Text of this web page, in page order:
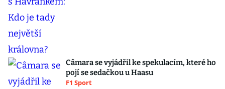
Câmara se vyjádřil ke spekulacím, které ho
pojí se sedačkou u Haasu
F1 Sport